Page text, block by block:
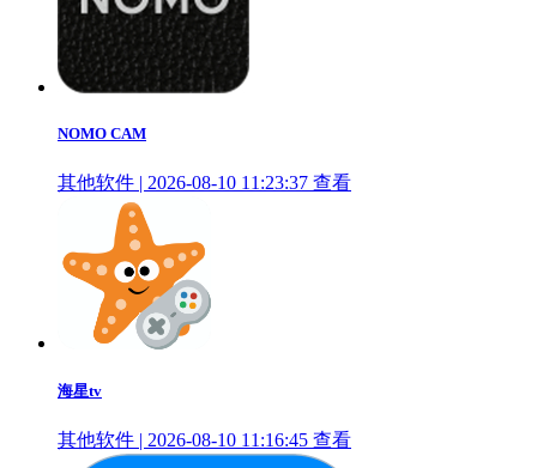
NOMO CAM
其他软件 | 2026-08-10 11:23:37 查看
海星tv
其他软件 | 2026-08-10 11:16:45 查看